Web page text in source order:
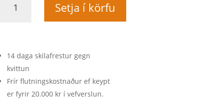
quantity
Setja í körfu
14 daga skilafrestur gegn
kvittun
Frír flutningskostnaður ef keypt
er fyrir 20.000 kr í vefverslun.